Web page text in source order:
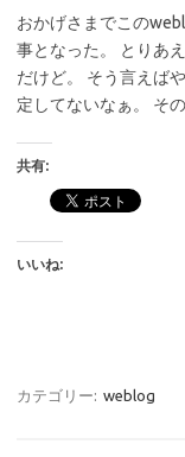
おかげさまでこの
事となった。 とりあ
だけど。 そう言えば
定してないなぁ。 そ
共有:
いいね:
カテゴリー: weblog